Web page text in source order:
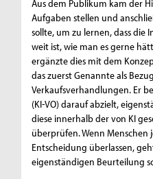
Aus dem Publikum kam der
Aufgaben stellen und
sollte, um zu lernen, dass die
weit ist, wie man es gerne
ergänzte dies mit dem
das zuerst Genannte als
Verkaufsverhandlungen. Er
(KI-VO) darauf abzielt,
diese innerhalb der von KI
überprüfen. Wenn Menschen
Entscheidung überlassen,
eigenständigen Beurteilung